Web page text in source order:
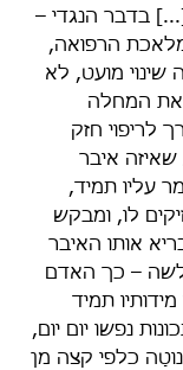
בדבר הנגדי –
הרפואה,
שינוי מועט, לא
את המחלה
לריפוי חזק
שאיזה איבר
עליו תמיד,
לו, ומבקש
אותו האיבר
– כך האדם
תמיד
נפשו יום יום,
כלפי קצה מן